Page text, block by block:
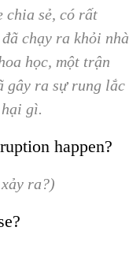
chia sẻ, có rất
chạy ra khỏi nhà
học, một trận
gây ra sự rung lắc
gì.
happen?
ra?)